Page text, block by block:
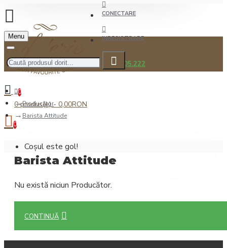
CONECTARE
INREGISTRARE
0722.505.222
Menu
0
0 produs(e) - 0,00RON
0
Coșul este gol!
Producător
Barista Attitude
Barista Attitude
Nu există niciun Producător.
CONTINUĂ